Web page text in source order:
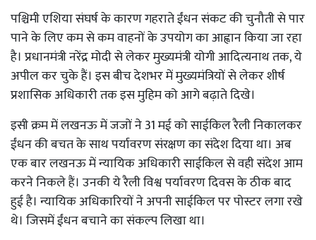
पश्चिमी एशिया संघर्ष के कारण गहराते ईंधन संकट की चुनौती से पार
पाने के लिए कम से कम वाहनों के उपयोग का आह्वान किया जा रहा
है। प्रधानमंत्री नरेंद्र मोदी से लेकर मुख्यमंत्री योगी आदित्यनाथ तक, ये
अपील कर चुके हैं। इस बीच देशभर में मुख्यमंत्रियों से लेकर शीर्ष
प्रशासिक अधिकारी तक इस मुहिम को आगे बढ़ाते दिखे।
इसी क्रम में लखनऊ में जजों ने 31 मई को साईकिल रैली निकालकर
ईंधन की बचत के साथ पर्यावरण संरक्षण का संदेश दिया था। अब
एक बार लखनऊ में न्यायिक अधिकारी साईकिल से वही संदेश आम
करने निकले हैं। उनकी ये रैली विश्व पर्यावरण दिवस के ठीक बाद
हुई है। न्यायिक अधिकारियों ने अपनी साईकिल पर पोस्टर लगा रखे
थे। जिसमें ईंधन बचाने का संकल्प लिखा था।